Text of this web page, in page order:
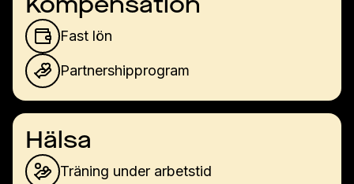
Fast lön
Partnershipprogram
Hälsa
Träning under arbetstid